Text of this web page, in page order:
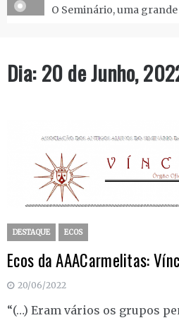
O Seminário, uma
Dia:20 de Junho,
DESTAQUE ECOS
Ecos da AAACarmelitas:
20/06/2022
“(…) Eram vários os grupos